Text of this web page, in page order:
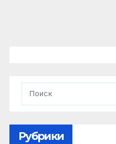
Рубрики